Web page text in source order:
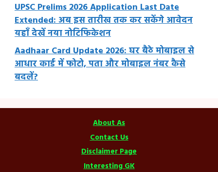
UPSC Prelims 2026 Application Last Date
Extended: अब इस तारीख तक कर सकेंगे आवेदन
यहाँ देखें नया नोटिफिकेशन
Aadhaar Card Update 2026: घर बैठे मोबाइल से
आधार कार्ड में फोटो, पता और मोबाइल नंबर कैसे
बदलें?
About As
Contact Us
Disclaimer Page
Interesting GK